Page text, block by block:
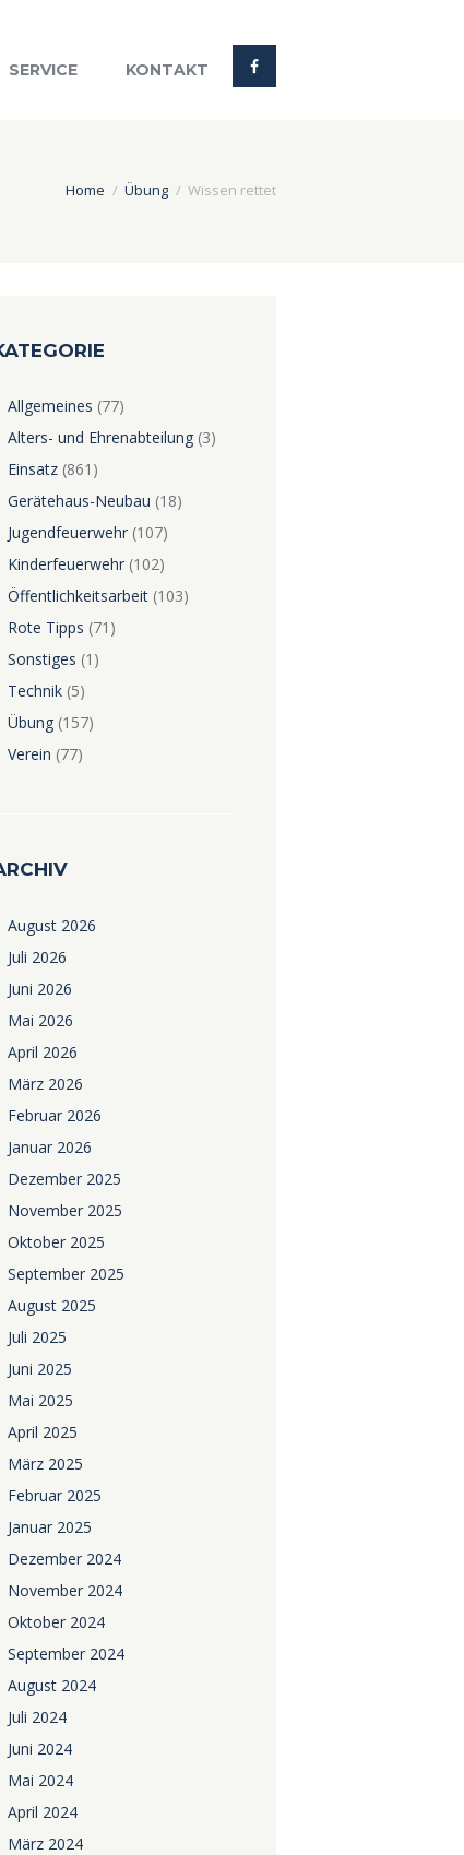
SERVICE KONTAKT
Home Übung Wissen rettet
Allgemeines (77)
Alters- und Ehrenabteilung(3)
Einsatz(861)
Gerätehaus-Neubau (18)
Jugendfeuerwehr(107)
Kinderfeuerwehr(102)
Öffentlichkeitsarbeit(103)
Rote Tipps (71)
Sonstiges (1)
Technik(5)
Übung(157)
Verein (77)
August 2026
Juli 2026
Juni 2026
Mai 2026
April 2026
März 2026
Februar 2026
Januar 2026
Dezember 2025
November 2025
Oktober 2025
September 2025
August 2025
Juli 2025
Juni 2025
Mai 2025
April 2025
März 2025
Februar 2025
Januar 2025
Dezember 2024
November 2024
Oktober 2024
September 2024
August 2024
Juli 2024
Juni 2024
Mai 2024
April 2024
März 2024